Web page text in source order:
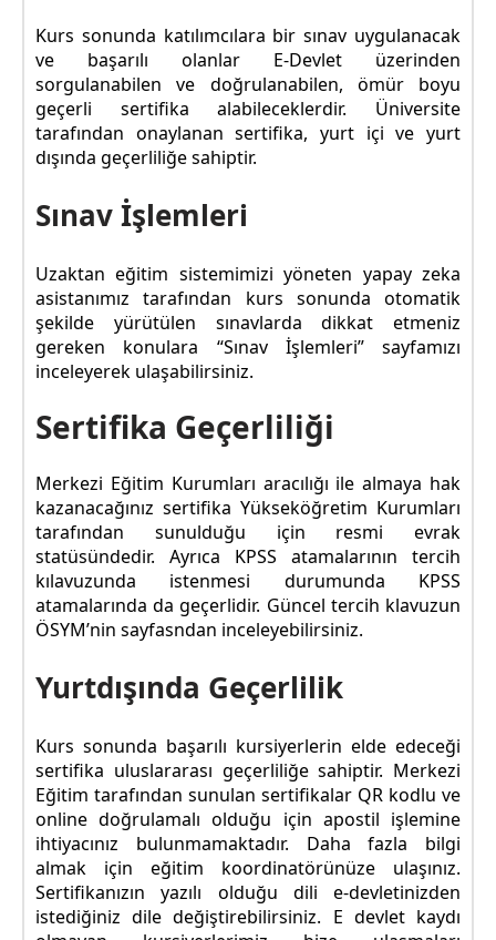
Kurs sonunda katılımcılara bir sınav uygulanacak
ve başarılı olanlar E-Devlet üzerinden
sorgulanabilen ve doğrulanabilen, ömür boyu
geçerli sertifika alabileceklerdir. Üniversite
tarafından onaylanan sertifika, yurt içi ve yurt
dışında geçerliliğe sahiptir.
Sınav İşlemleri
Uzaktan eğitim sistemimizi yöneten yapay zeka
asistanımız tarafından kurs sonunda otomatik
şekilde yürütülen sınavlarda dikkat etmeniz
gereken konulara “Sınav İşlemleri” sayfamızı
inceleyerek ulaşabilirsiniz.
Sertifika Geçerliliği
Merkezi Eğitim Kurumları aracılığı ile almaya hak
kazanacağınız sertifika Yükseköğretim Kurumları
tarafından sunulduğu için resmi evrak
statüsündedir. Ayrıca KPSS atamalarının tercih
kılavuzunda istenmesi durumunda KPSS
atamalarında da geçerlidir. Güncel tercih klavuzun
ÖSYM’nin sayfasndan inceleyebilirsiniz.
Yurtdışında Geçerlilik
Kurs sonunda başarılı kursiyerlerin elde edeceği
sertifika uluslararası geçerliliğe sahiptir. Merkezi
Eğitim tarafından sunulan sertifikalar QR kodlu ve
online doğrulamalı olduğu için apostil işlemine
ihtiyacınız bulunmamaktadır. Daha fazla bilgi
almak için eğitim koordinatörünüze ulaşınız.
Sertifikanızın yazılı olduğu dili e-devletinizden
istediğiniz dile değiştirebilirsiniz. E devlet kaydı